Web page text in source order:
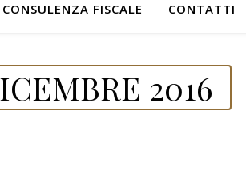
CONSULENZA FISCALE CONTATTI
2016